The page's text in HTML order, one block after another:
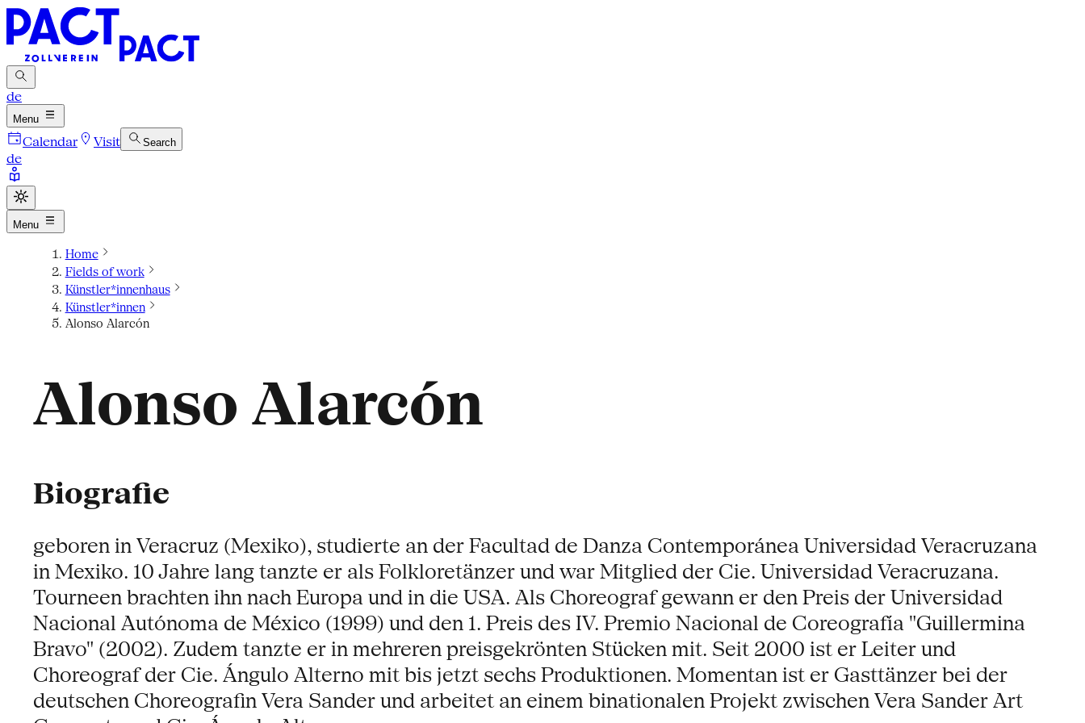
de
Menu
Calendar Visit Search
de
Menu
Home
Fields of work
Künstler*innenhaus
Künstler*innen
Alonso Alarcón
Alonso Alarcón
Biografie
geboren in Veracruz (Mexiko), studierte an der Facultad de Danza Contemporánea Universidad Veracruzana
in Mexiko. 10 Jahre lang tanzte er als Folkloretänzer und war Mitglied der Cie. Universidad Veracruzana.
Tourneen brachten ihn nach Europa und in die USA. Als Choreograf gewann er den Preis der Universidad
Nacional Autónoma de México (1999) und den 1. Preis des IV. Premio Nacional de Coreografía "Guillermina
Bravo" (2002). Zudem tanzte er in mehreren preisgekrönten Stücken mit. Seit 2000 ist er Leiter und
Choreograf der Cie. Ángulo Alterno mit bis jetzt sechs Produktionen. Momentan ist er Gasttänzer bei der
deutschen Choreografin Vera Sander und arbeitet an einem binationalen Projekt zwischen Vera Sander Art